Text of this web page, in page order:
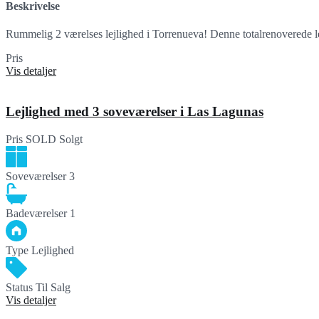
Beskrivelse
Rummelig 2 værelses lejlighed i Torrenueva! Denne
Pris
Vis detaljer
Lejlighed med 3 soveværelser i Las Lagunas
Pris SOLD Solgt
Soveværelser 3
Badeværelser 1
Type Lejlighed
Status Til Salg
Vis detaljer